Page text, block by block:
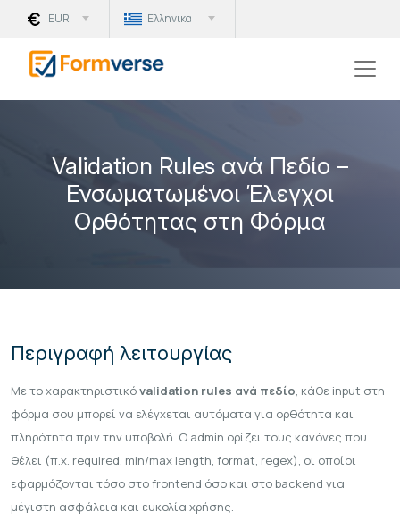
EUR Ελληνικα
Validation Rules ανά Πεδίο –
Ενσωματωμένοι Έλεγχοι
Ορθότητας στη Φόρμα
Περιγραφή λειτουργίας
Με το χαρακτηριστικόvalidation rules ανά πεδίο, κάθε input στη
φόρμα σου μπορεί να ελέγχεται αυτόματα για ορθότητα και
πληρότητα πριν την υποβολή. Ο admin ορίζει τους κανόνες που
θέλει (π.χ. required, min/max length, format, regex), οι οποίοι
εφαρμόζονται τόσο στο frontend όσο και στο backend για
μέγιστη ασφάλεια και ευκολία χρήσης.